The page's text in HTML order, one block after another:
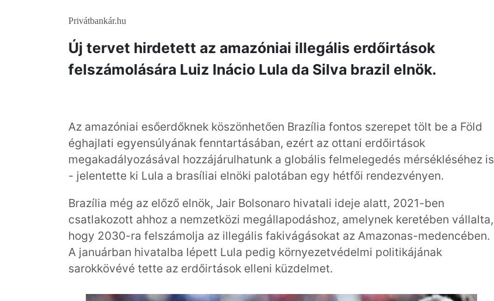
Privátbankár.hu
Új tervet hirdetett az amazóniai illegális erdőirtások
felszámolására Luiz Inácio Lula da Silva brazil elnök.
Az amazóniai esőerdőknek köszönhetően Brazília fontos szerepet tölt be a Föld
éghajlati egyensúlyának fenntartásában, ezért az ottani erdőirtások
megakadályozásával hozzájárulhatunk a globális felmelegedés mérsékléséhez is
- jelentette ki Lula a brasíliai elnöki palotában egy hétfői rendezvényen.
Brazília még az előző elnök, Jair Bolsonaro hivatali ideje alatt, 2021-ben
csatlakozott ahhoz a nemzetközi megállapodáshoz, amelynek keretében vállalta,
hogy 2030-ra felszámolja az illegális fakivágásokat az Amazonas-medencében.
A januárban hivatalba lépett Lula pedig környezetvédelmi politikájának
sarokkövévé tette az erdőirtások elleni küzdelmet.